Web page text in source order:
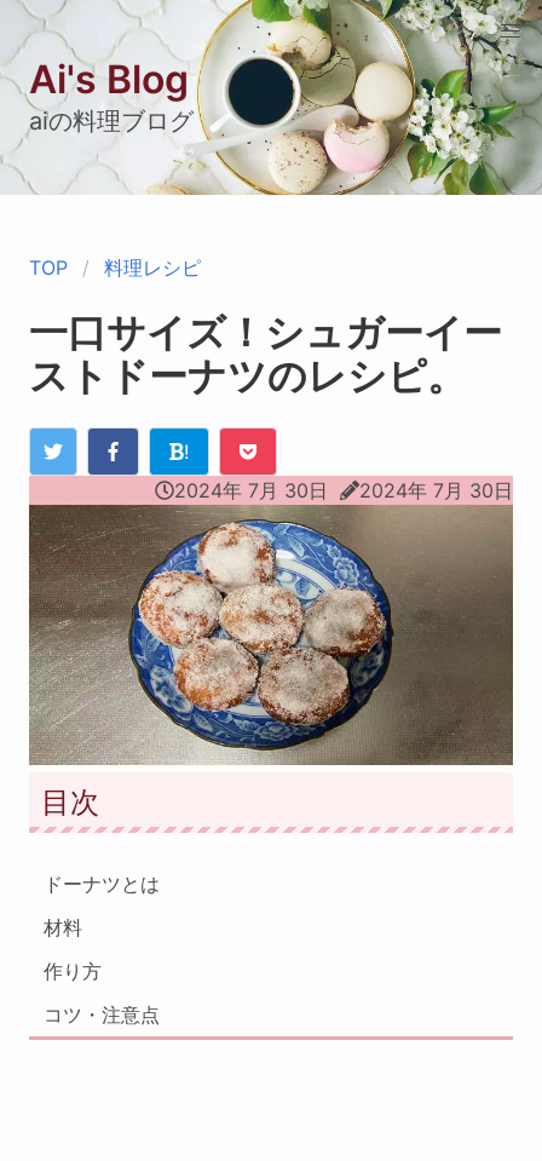
Ai's Blog
aiの料理ブログ
TOP 料理レシピ
一口サイズ！シュガーイー
ストドーナツのレシピ。
!
2024年 7月 30日
2024年 7月 30日
目次
ドーナツとは
材料
作り方
コツ・注意点